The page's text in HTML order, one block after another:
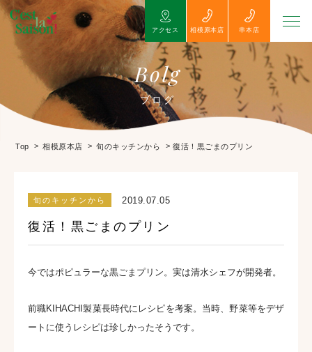
アクセス 相模原本店 串本店
Bolg
ブログ
Top > 相模原本店 > 旬のキッチンから >復活！黒ごまのプリン
旬のキッチンから 2019.07.05
復活！黒ごまのプリン
今ではポピュラーな黒ごまプリン。実は清水シェフが開発者。
前職KIHACHI製菓長時代にレシピを考案。当時、野菜等をデザ
ートに使うレシピは珍しかったそうです。